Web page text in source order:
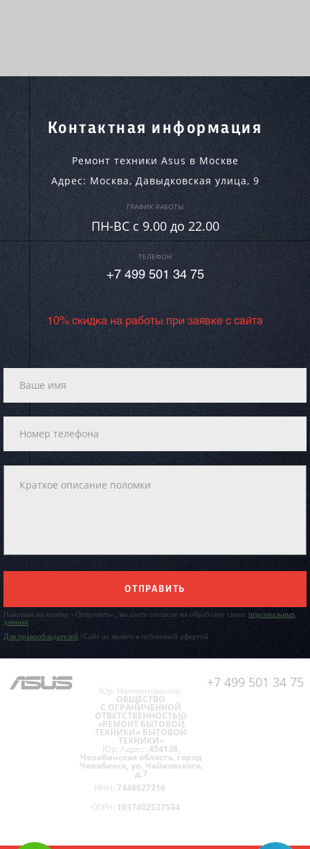
Контактная информация
Ремонт техники Asus в Москве
Адрес: Москва, Давыдковская улица, 9
ГРАФИК РАБОТЫ
ПН-ВC c 9.00 до 22.00
ТЕЛЕФОН
+7 499 501 34 75
10% скидка на работы при заявке с сайта
ОТПРАВИТЬ
Нажимая на кнопку «Отправить», вы даете согласие на обработку своих персональных
данных
Для правообладателей | Сайт не является публичной офертой.
+7 499 501 34 75
Юр. Наименование:
ОБЩЕСТВО
С ОГРАНИЧЕННОЙ
ОТВЕТСТВЕННОСТЬЮ
«РЕМОНТ БЫТОВОЙ
ТЕХНИКИ» БЫТОВОЙ
ТЕХНИКИ»
Юр. Адрес: 454138,
Челябинская область, город
Челябинск, ул. Чайковского,
д.7
ИНН: 7448027216
ОГРН: 1037402537534